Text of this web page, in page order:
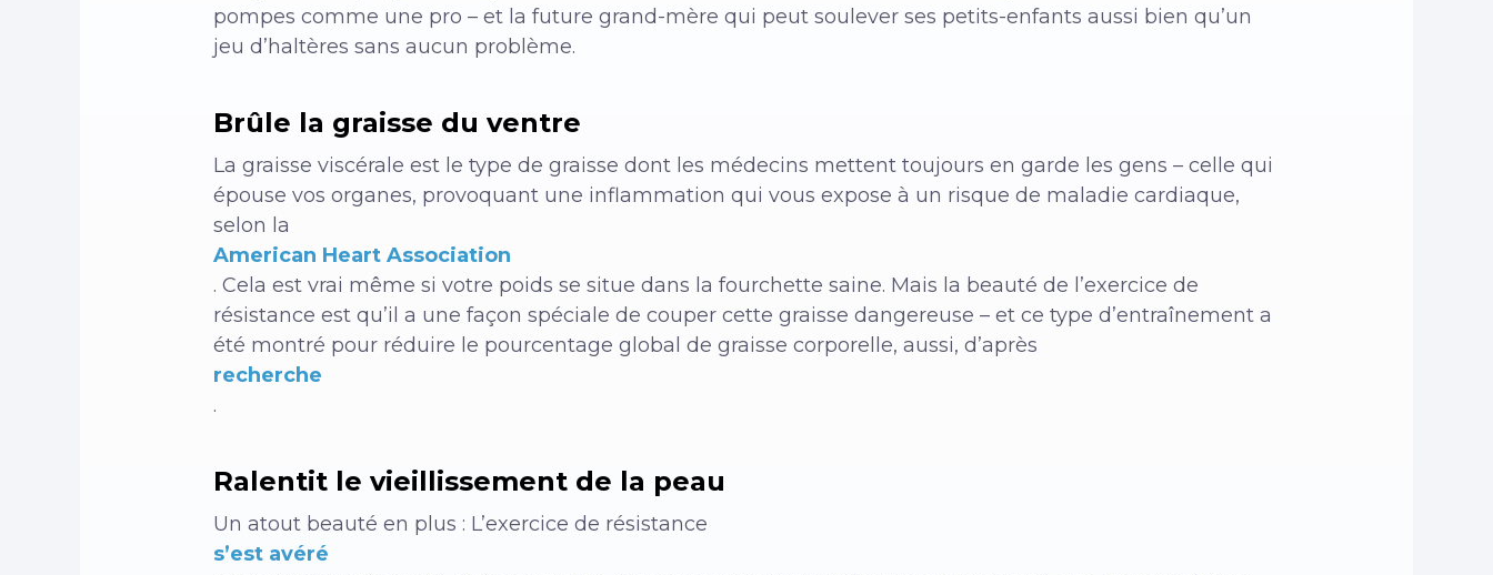
pompes comme une pro – et la future grand-mère qui peut soulever ses petits-enfants aussi bien qu’un
jeu d’haltères sans aucun problème.
Brûle la graisse du ventre
La graisse viscérale est le type de graisse dont les médecins mettent toujours en garde les gens – celle qui
épouse vos organes, provoquant une inflammation qui vous expose à un risque de maladie cardiaque,
selon la
American Heart Association
. Cela est vrai même si votre poids se situe dans la fourchette saine. Mais la beauté de l’exercice de
résistance est qu’il a une façon spéciale de couper cette graisse dangereuse – et ce type d’entraînement a
été montré pour réduire le pourcentage global de graisse corporelle, aussi, d’après
recherche
.
Ralentit le vieillissement de la peau
Un atout beauté en plus : L’exercice de résistance
s’est avéré